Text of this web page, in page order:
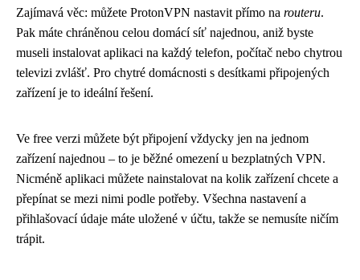
Zajímavá věc: můžete ProtonVPN nastavit přímo na routeru.
Pak máte chráněnou celou domácí síť najednou, aniž byste
museli instalovat aplikaci na každý telefon, počítač nebo chytrou
televizi zvlášť. Pro chytré domácnosti s desítkami připojených
zařízení je to ideální řešení.
Ve free verzi můžete být připojení vždycky jen na jednom
zařízení najednou – to je běžné omezení u bezplatných VPN.
Nicméně aplikaci můžete nainstalovat na kolik zařízení chcete a
přepínat se mezi nimi podle potřeby. Všechna nastavení a
přihlašovací údaje máte uložené v účtu, takže se nemusíte ničím
trápit.